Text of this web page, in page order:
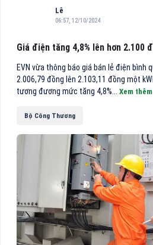
địa chỉ khám, điều trị và phẫu
thuật mắt chất lượng cao
chuyên sâu.
Lê
06:57, 12/10/2024
Giá điện tăng 4,8% lên hơn 2.100
EVN vừa thông báo giá bán lẻ điện bình
2.006,79 đồng lên 2.103,11 đồng một
tương đương mức tăng 4,8%... Xem thêm
Bộ Công Thương